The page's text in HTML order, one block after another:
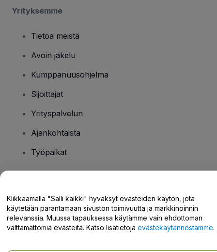
Yrityksemme
Tietoa meistä
Avoin jakelu
Kumppanuusohjelma
Sijoittajat
Yrityspalvelun
Ajankohtaista
Työpaikat
Tukikeskus / Ota meihin yhteyttä
Klikkaamalla "Salli kaikki" hyväksyt evästeiden käytön, jota
käytetään parantamaan sivuston toimivuutta ja markkinoinnin
relevanssia. Muussa tapauksessa käytämme vain ehdottoman
välttämättömiä evästeitä. Katso lisätietoja evästekäytännöstämme.